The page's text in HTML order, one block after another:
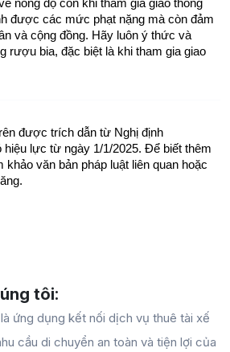
nồng độ cồn khi tham gia giao thông
được các mức phạt nặng mà còn đảm
và cộng đồng. Hãy luôn ý thức và
rượu bia, đặc biệt là khi tham gia giao
được trích dẫn từ Nghị định
lực từ ngày 1/1/2025. Để biết thêm
khảo văn bản pháp luật liên quan hoặc
tôi:
là ứng dụng kết nối dịch vụ thuê tài xế
cầu di chuyển an toàn và tiện lợi của